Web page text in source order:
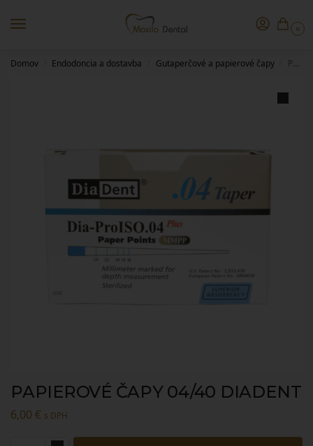
0
Domov Endodoncia a dostavba Gutaperčové a papierové čapy Papierové čapy 04/40 DiaDent
PAPIEROVÉ ČAPY 04/40 DIADENT
6,00 € s DPH